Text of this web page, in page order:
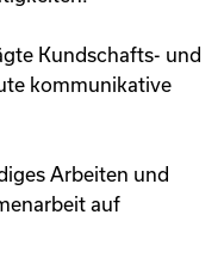
Kundschafts- und
kommunikative
Arbeiten und
auf